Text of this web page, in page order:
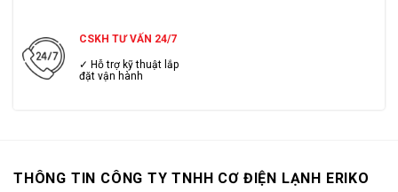
CSKH TƯ VẤN 24/7
✓ Hỗ trợ kỹ thuật lắp
đặt vận hành
THÔNG TIN CÔNG TY TNHH CƠ ĐIỆN LẠNH ERIKO